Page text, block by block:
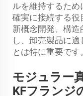
ルを維持するた
確実に接続する
新概念開発、構
し、卸売製品に
とは特に重要です。
モジュラー
KFフランジ